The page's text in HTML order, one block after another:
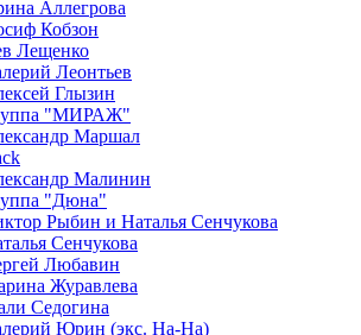
Аллегрова
Кобзон
Лещенко
Леонтьев
Глызин
"МИРАЖ"
Маршал
Малинин
"Дюна"
Рыбин и Наталья Сенчукова
Сенчукова
Любавин
Журавлева
Седогина
Юрин (экс. На-На)